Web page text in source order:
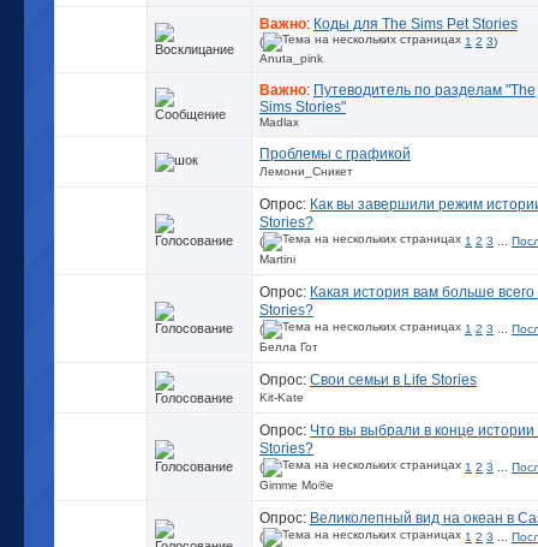
Важно: Коды для The Sims Pet Stories
( 1 2 3)
Anuta_pink
Важно: Путеводитель по разделам "The
Sims Stories"
Madlax
Проблемы с графикой
Лемони_Сникет
Опрос: Как вы завершили режим
Stories?
( 1 2 3
Martini
Опрос: Какая история вам больше
Stories?
( 1 2 3
Белла Гот
Опрос: Свои семьи в Life Stories
Kit-Kate
Опрос: Что вы выбрали в конце
Stories?
( 1 2 3
Gimme Mo®e
Опрос: Великолепный вид на океан в
( 1 2 3